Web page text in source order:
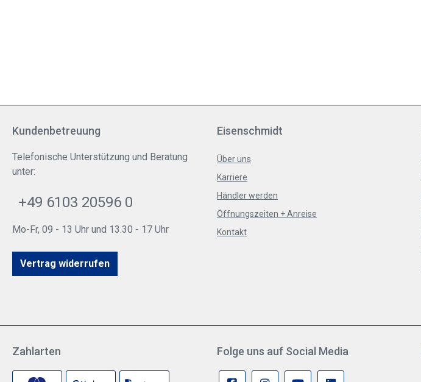
Kundenbetreuung
Telefonische Unterstützung und Beratung
unter:
+49 6103 20596 0
Mo-Fr, 09 - 13 Uhr und 13.30 - 17 Uhr
Vertrag widerrufen
Eisenschmidt
Über uns
Karriere
Händler werden
Öffnungszeiten + Anreise
Kontakt
Zahlarten Folge uns auf Social Media